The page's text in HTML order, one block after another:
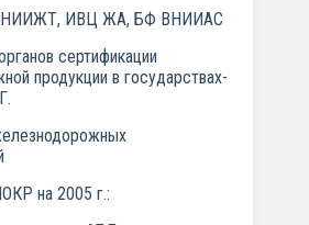
ИВЦ ЖА, БФ ВНИИАС
сертификации
продукции в государствах-
на 2005 г.: